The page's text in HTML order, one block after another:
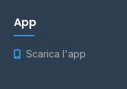
App
Scarica l'app